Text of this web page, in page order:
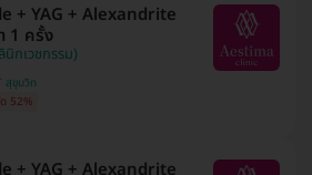
+ YAG + Alexandrite
1 ครั้ง
กเวชกรรม)
อโศก , MRT สุขุมวิท
52%
+ YAG + Alexandrite